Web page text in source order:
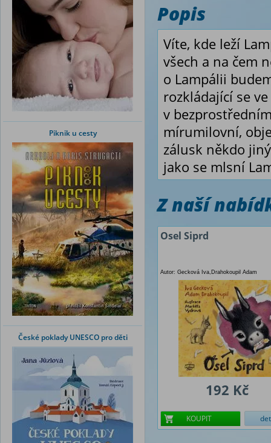
Piknik u cesty
České poklady UNESCO pro děti
Popis
Víte, kde leží
všech a na čem
o Lampálii
rozkládající se
v
mírumilovní,
zálusk někdo
jako se mlsní
Z naší
Osel Siprd
Autor: Gecková Iva,Drahokoupil Adam
192 Kč
KOUPIT